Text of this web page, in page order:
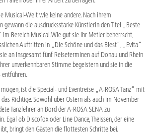
Musical-Welt wie keine andere. Nach ihrem
gewann die ausdrucksstarke Künstlerin den Titel „Beste
im Bereich Musical. Wie gut sie ihr Metier beherrscht,
Auftritten in „Die Schöne und das Biest“, „Evita“
an insgesamt fünf Reiseterminen auf Donau und Rhein
unverkennbaren Stimme begeistern und sie in die
entführen.
ist die Special- und Eventreise „A-ROSA Tanz“ mit
das Richtige. Sowohl über Ostern als auch im November
Tanzlehrer an Bord der A-ROSA SENA zu
Egal ob Discofox oder Line Dance, Theissen, der eine
bringt den Gästen die flottesten Schritte bei.